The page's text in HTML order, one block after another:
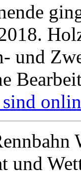
und
und